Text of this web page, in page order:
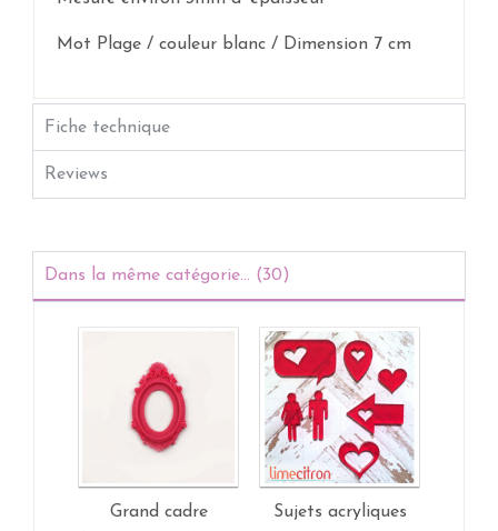
Mot Plage / couleur blanc / Dimension 7 cm
Fiche technique
Reviews
Dans la même catégorie... (30)
Grand cadre
Sujets acryliques